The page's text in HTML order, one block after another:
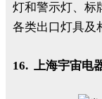
灯和警示灯、标
各类出口灯具及
16. 上海宇宙电